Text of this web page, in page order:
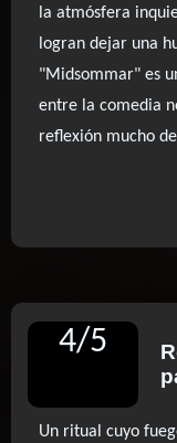
la atmósfera
logran dejar una
"Midsommar" es
entre la comedia
reflexión mucho
4/5
Un ritual cuyo